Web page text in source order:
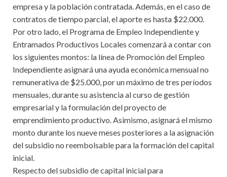
empresa y la población contratada. Además, en el caso de
contratos de tiempo parcial, el aporte es hasta $22.000.
Por otro lado, el Programa de Empleo Independiente y
Entramados Productivos Locales comenzará a contar con
los siguientes montos: la línea de Promoción del Empleo
Independiente asignará una ayuda económica mensual no
remunerativa de $25.000, por un máximo de tres períodos
mensuales, durante su asistencia al curso de gestión
empresarial y la formulación del proyecto de
emprendimiento productivo. Asimismo, asignará el mismo
monto durante los nueve meses posteriores a la asignación
del subsidio no reembolsable para la formación del capital
inicial.
Respecto del subsidio de capital inicial para